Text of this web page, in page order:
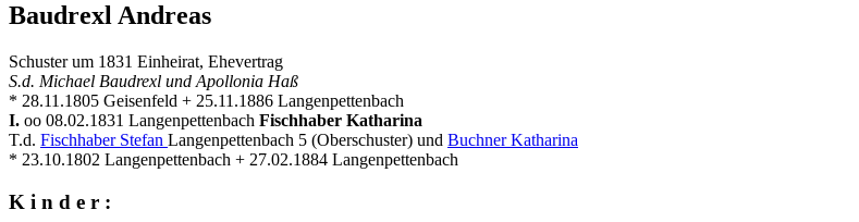
Baudrexl Andreas
Schuster um 1831 Einheirat, Ehevertrag
S.d. Michael Baudrexl und Apollonia Haß
* 28.11.1805 Geisenfeld + 25.11.1886 Langenpettenbach
I. oo 08.02.1831 Langenpettenbach Fischhaber Katharina
T.d. Fischhaber Stefan Langenpettenbach 5 (Oberschuster) und Buchner Katharina
* 23.10.1802 Langenpettenbach + 27.02.1884 Langenpettenbach
K i n d e r :